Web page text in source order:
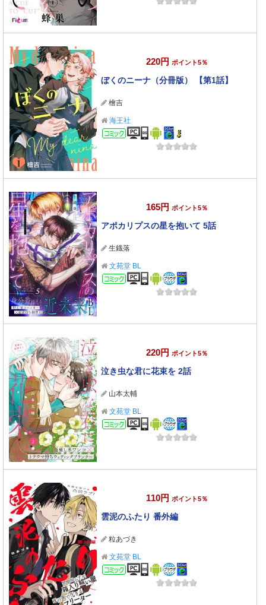
220円 ポイント5％
ぼくのニーナ（分冊版） 【第1話】
檜吉
海王社
コミック
165円 ポイント5％
アポカリプスの星を抱いて 5話
生鐡落
文苑堂 BL
コミック
220円 ポイント5％
泣き虫な君に花束を 2話
山本太輔
文苑堂 BL
コミック
110円 ポイント5％
雲泥のふたり 番外編
粒あづき
文苑堂 BL
コミック